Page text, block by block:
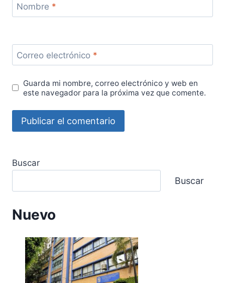
Nombre *
Correo electrónico *
Guarda mi nombre, correo electrónico y web en
este navegador para la próxima vez que comente.
Buscar
Buscar
Nuevo